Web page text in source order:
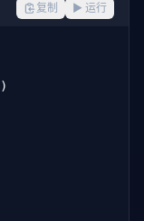
复制 ▶ 运行
)